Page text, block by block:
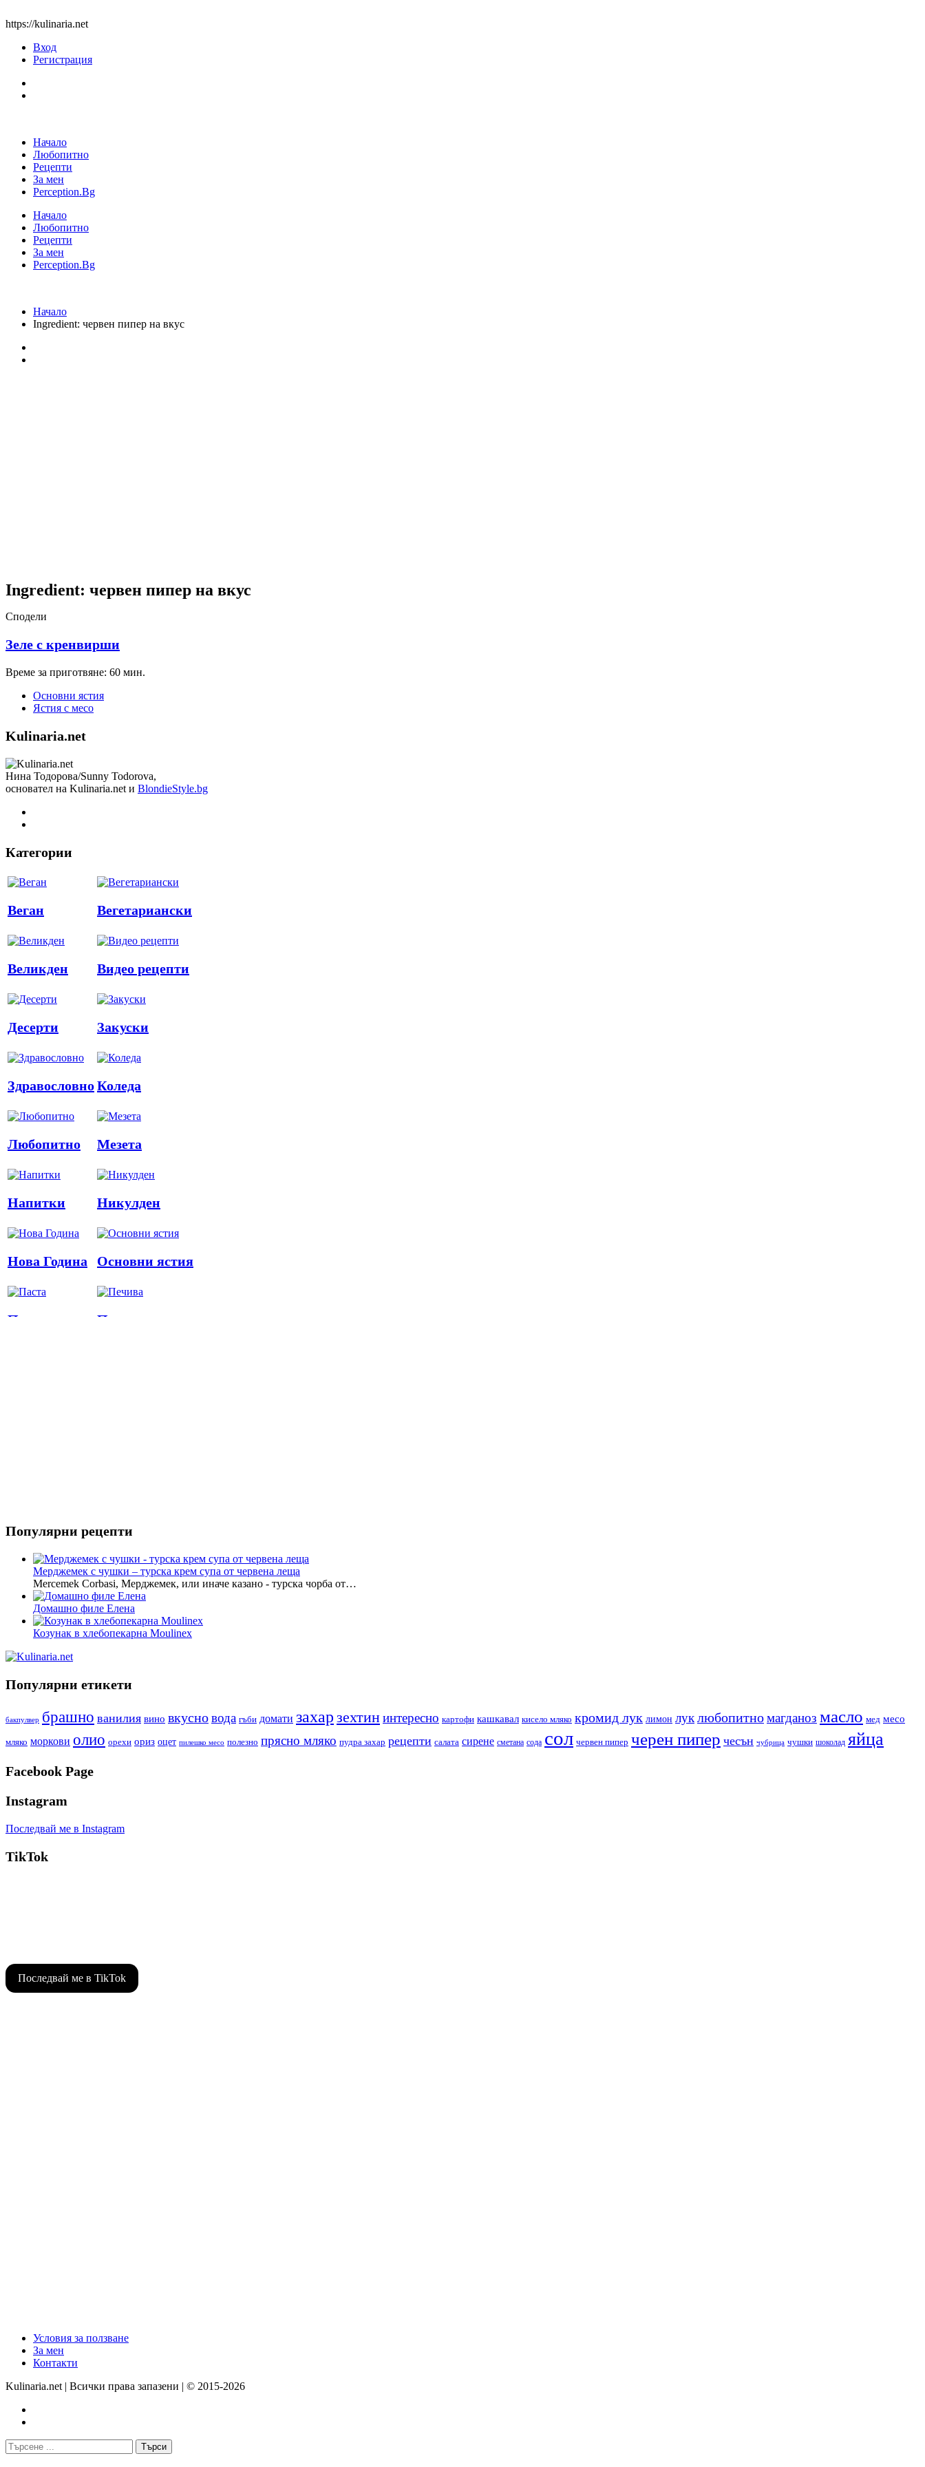
https://kulinaria.net
Вход
Регистрация
Начало
Любопитно
Рецепти
За мен
Perception.Bg
Начало
Любопитно
Рецепти
За мен
Perception.Bg
Начало
Ingredient: червен пипер на вкус
Ingredient: червен пипер на вкус
Сподели
Зеле с кренвирши
Време за приготвяне: 60 мин.
Основни ястия
Ястия с месо
Kulinaria.net
Нина Тодорова/Sunny Todorova,
основател на Kulinaria.net и BlondieStyle.bg
Категории
Веган Вегетариански
Великден Видео рецепти
Десерти Закуски
ЗдравословноКоледа
Любопитно Мезета
Напитки Никулден
Нова Година Основни ястия
Паста Печива
Популярни рецепти
Мерджемек с чушки – турска крем супа от червена леща
Mercemek Corbasi, Мерджемек, или иначе казано - турска чорба от…
Домашно филе Елена
Козунак в хлебопекарна Moulinex
Популярни етикети
бакпулвер брашно ванилия вино вкусновода гъби домати захар зехтининтересно картофи кашкавал кисело мляко кромид лук лимон луклюбопитномагданоз масло мед месо
мляко моркови олио орехи ориз оцет пилешко месо полезно прясно мляко пудра захар рецепти салата сирене сметана сода сол червен пипер черен пипер чесън чубрица чушки шоколад яйца
Facebook Page
Instagram
Последвай ме в Instagram
TikTok
Последвай ме в TikTok
Условия за ползване
За мен
Контакти
Kulinaria.net | Всички права запазени | © 2015-2026